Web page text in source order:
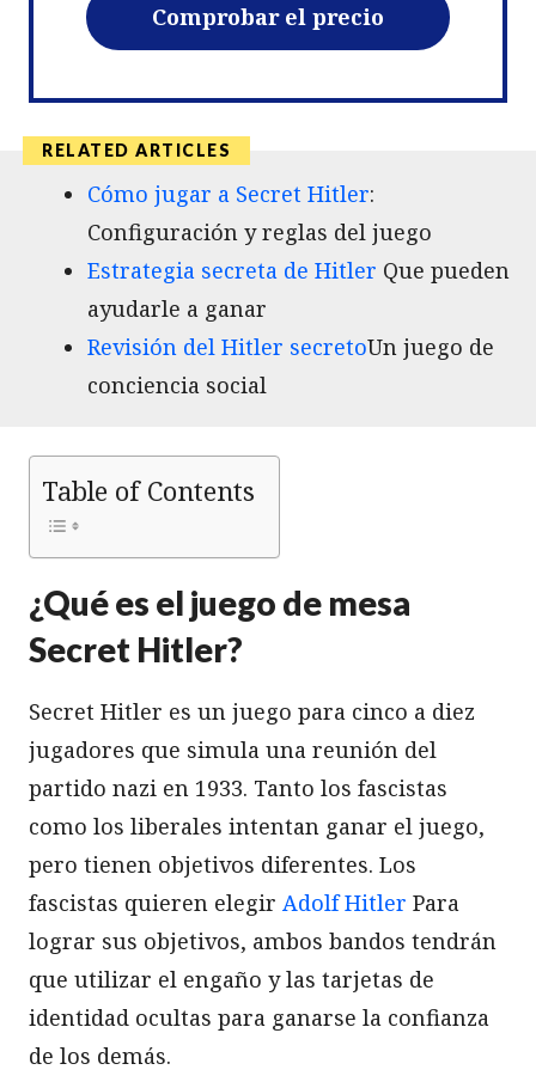
Comprobar el precio
Cómo jugar a Secret Hitler:
Configuración y reglas del juego
Estrategia secreta de Hitler Que pueden
ayudarle a ganar
Revisión del Hitler secretoUn juego de
conciencia social
Table of Contents
¿Qué es el juego de mesa
Secret Hitler?
Secret Hitler es un juego para cinco a diez
jugadores que simula una reunión del
partido nazi en 1933. Tanto los fascistas
como los liberales intentan ganar el juego,
pero tienen objetivos diferentes. Los
fascistas quieren elegir Adolf Hitler Para
lograr sus objetivos, ambos bandos tendrán
que utilizar el engaño y las tarjetas de
identidad ocultas para ganarse la confianza
de los demás.